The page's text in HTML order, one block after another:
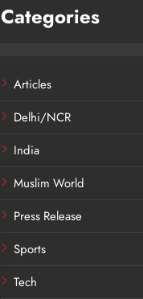
Categories
Articles
Delhi/NCR
India
Muslim World
Press Release
Sports
Tech